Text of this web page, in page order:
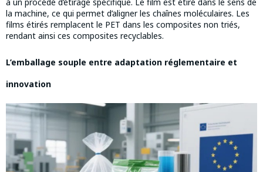
à un procédé d’étirage spécifique. Le film est étiré dans le sens de
la machine, ce qui permet d’aligner les chaînes moléculaires. Les
films étirés remplacent le PET dans les composites non triés,
rendant ainsi ces composites recyclables.
L’emballage souple entre adaptation réglementaire et
innovation